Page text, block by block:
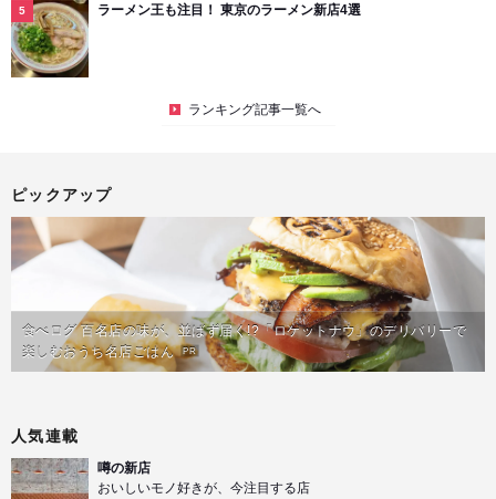
ラーメン王も注目！ 東京のラーメン新店4選
ランキング記事一覧へ
ピックアップ
食べログ 百名店の味が、並ばず届く!?「ロケットナウ」のデリバリーで
楽しむおうち名店ごはん PR
人気連載
噂の新店
おいしいモノ好きが、今注目する店